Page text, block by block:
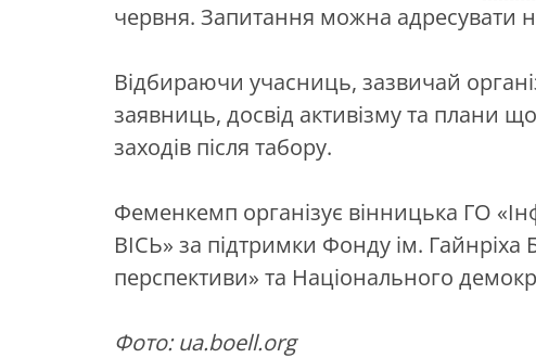
червня. Запитання можна адресувати
Відбираючи учасниць, зазвичай
заявниць, досвід активізму та плани
заходів після табору.
Феменкемп організує вінницька ГО
ВІСЬ» за підтримки Фонду ім. Гайнріха
перспективи» та Національного
Фото: ua.boell.org